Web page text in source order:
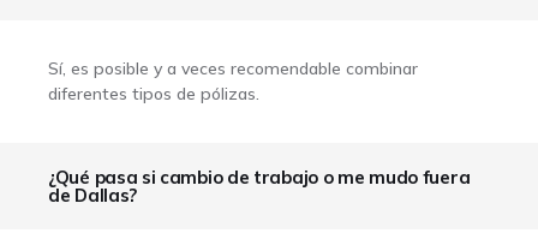
Sí, es posible y a veces recomendable combinar
diferentes tipos de pólizas.
¿Qué pasa si cambio de trabajo o me mudo fuera
de Dallas?